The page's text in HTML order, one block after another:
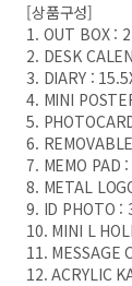
[상품구성]
1. OUT BOX :
2. DESK
3. DIARY :
4. MINI
5.
6.
7. MEMO PAD
8. METAL
9. ID PHOTO :
10. MINI L
11. MESSAGE
12. ACRYLIC